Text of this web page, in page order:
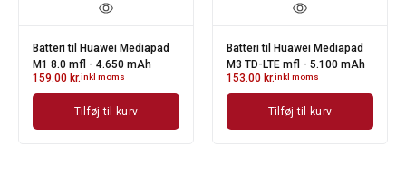
Batteri til Huawei Mediapad
M1 8.0 mfl - 4.650 mAh
159.00 kr.inkl moms
Tilføj til kurv
Batteri til Huawei Mediapad
M3 TD-LTE mfl - 5.100 mAh
153.00 kr.inkl moms
Tilføj til kurv